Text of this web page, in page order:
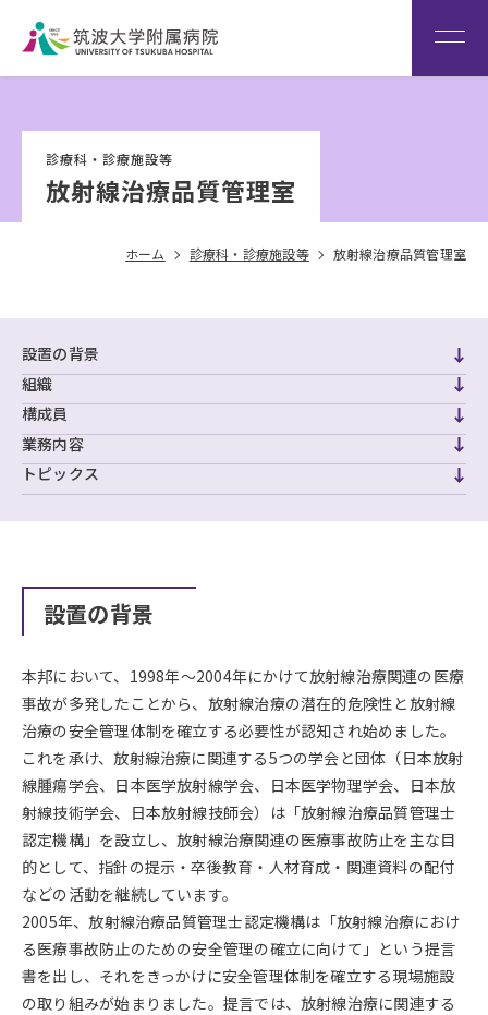
患者さん専用回線
（※本院は全科予約制です）
Language
診療科・診療施設等
放射線治療品質管理室
ホーム 診療科・診療施設等 放射線治療品質管理室
設置の背景
組織
構成員
業務内容
トピックス
設置の背景
本邦において、1998年～2004年にかけて放射線治療関連の医療
事故が多発したことから、放射線治療の潜在的危険性と放射線
治療の安全管理体制を確立する必要性が認知され始めました。
これを承け、放射線治療に関連する5つの学会と団体（日本放射
線腫瘍学会、日本医学放射線学会、日本医学物理学会、日本放
射線技術学会、日本放射線技師会）は「放射線治療品質管理士
認定機構」を設立し、放射線治療関連の医療事故防止を主な目
的として、指針の提示・卒後教育・人材育成・関連資料の配付
などの活動を継続しています。
2005年、放射線治療品質管理士認定機構は「放射線治療におけ
る医療事故防止のための安全管理の確立に向けて」という提言
書を出し、それをきっかけに安全管理体制を確立する現場施設
の取り組みが始まりました。提言では、放射線治療に関連する